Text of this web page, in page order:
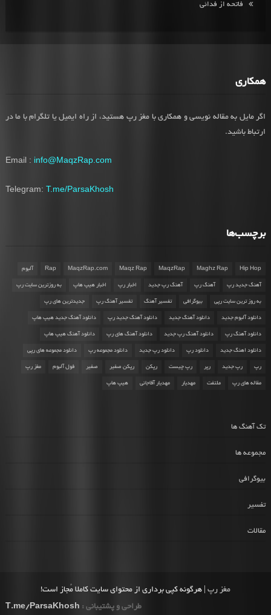
فاتحه از فدائی
همکاری
اگر مایل به مقاله نویسی و همکاری با مغز رپ هستید، از راه ایمیل یا تلگرام با ما در
ارتباط باشید.
Email : info@MaqzRap.com
Telegram: T.me/ParsaKhosh
برچسب‌ها
Hip Hop
Maghz Rap
MaqzRap
Maqz Rap
MaqzRap.com
Rap آلبوم
آهنگ جدید رپ آهنگ رپ آهنگ رپ جدید اخبار رپ اخبار هیپ هاپ به روزترین سایت رپ
به روز ترین سایت رپی بیوگرافی تفسیر آهنگ تفسیر آهنگ رپ جدیدترین های رپ
دانلود آلبوم جدید دانلود آهنگ جدید دانلود آهنگ جدید رپ دانلود آهنگ جدید هیپ هاپ
دانلود آهنگ رپ دانلود آهنگ رپ جدید دانلود آهنگ های رپ دانلود آهنگ هیپ هاپ
دانلود اهنگ جدید دانلود رپ دانلود رپ جدید دانلود مجموعه رپ دانلود مجموعه های رپی
رپ رپ جدید رپر رپ چیست رپکن رپکن صفیر صفیر فول آلبوم مغز رپ
مقاله های رپ ملتفت مهدیار مهدیار آقاجانی هیپ هاپ
تک آهنگ ها
مجموعه ها
بیوگرافی
تفسیر
مقالات
مغز رپ | هرگونه کپی برداری از محتوای سایت کاملا مُجاز است!
طراحی و پشتیبانی : T.me/ParsaKhosh